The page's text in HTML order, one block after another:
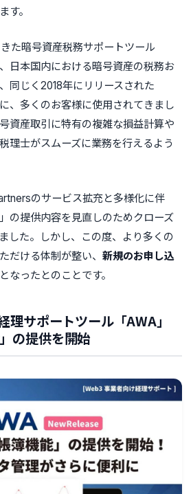
す。
た暗号資産税務サポートツール
日本国内における暗号資産の税務お
同じく2018年にリリースされた
、多くのお客様に使用されてきまし
資産取引に特有の複雑な損益計算や
理士がスムーズに業務を行えるよう
のサービス拡充と多様化に伴
の提供内容を見直しのためクローズ
した。しかし、この度、より多くの
だける体制が整い、 新規のお申し込
なったとのことです。
サポートツール「AWA」
の提供を開始